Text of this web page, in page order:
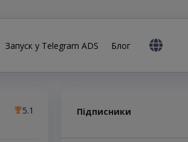
Запуск у Telegram ADS Блог
5.1 Підписники